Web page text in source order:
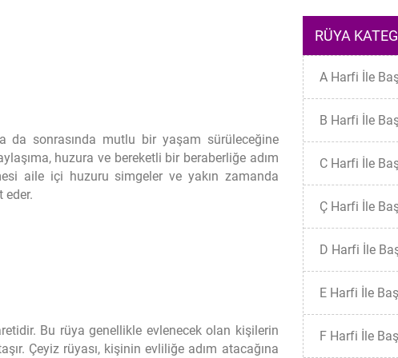
da sonrasında mutlu bir yaşam sürüleceğine
huzura ve bereketli bir beraberliğe adım
aile içi huzuru simgeler ve yakın zamanda
eder.
Bu rüya genellikle evlenecek olan kişilerin
Çeyiz rüyası, kişinin evliliğe adım atacağına
RÜYA
A Harfi İle
B Harfi İle
C Harfi İle
Ç Harfi İle
D Harfi İle
E Harfi İle
F Harfi İle